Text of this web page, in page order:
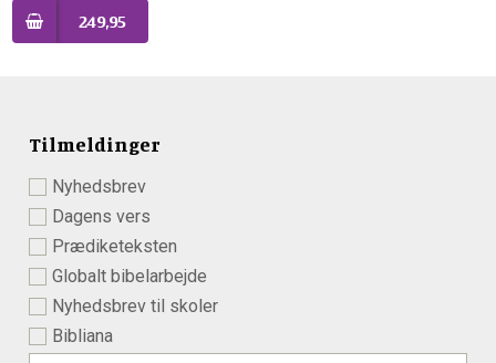
249,95
Tilmeldinger
Nyhedsbrev
Dagens vers
Prædiketeksten
Globalt bibelarbejde
Nyhedsbrev til skoler
Bibliana